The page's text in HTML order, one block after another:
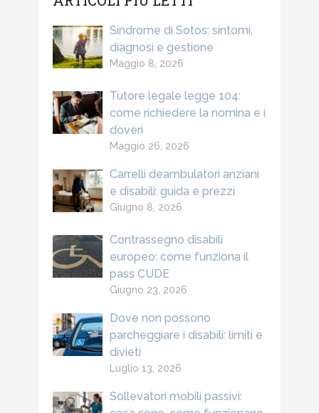
Sindrome di Sotos: sintomi,
diagnosi e gestione
Maggio 8, 2026
Tutore legale legge 104:
come richiedere la nomina e i
doveri
Maggio 26, 2026
Carrelli deambulatori anziani
e disabili: guida e prezzi
Giugno 8, 2026
Contrassegno disabili
europeo: come funziona il
pass CUDE
Giugno 23, 2026
Dove non possono
parcheggiare i disabili: limiti e
divieti
Luglio 13, 2026
Sollevatori mobili passivi: